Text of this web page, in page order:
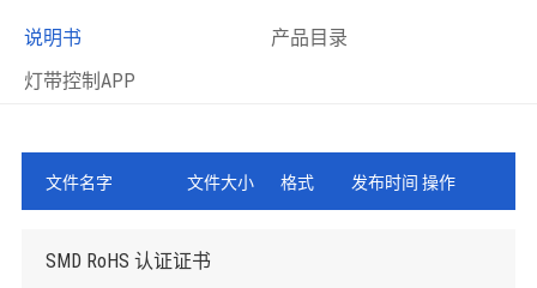
说明书
产品目录
灯带控制APP
文件名字 文件大小 格式 发布时间 操作
SMD RoHS 认证证书